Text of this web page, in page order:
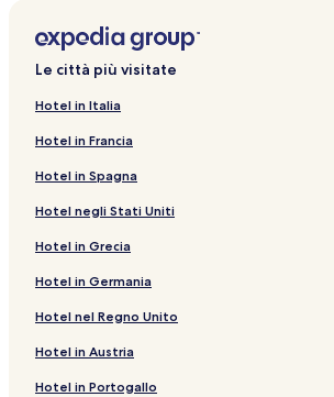
Le città più visitate
Hotel in Italia
Hotel in Francia
Hotel in Spagna
Hotel negli Stati Uniti
Hotel in Grecia
Hotel in Germania
Hotel nel Regno Unito
Hotel in Austria
Hotel in Portogallo